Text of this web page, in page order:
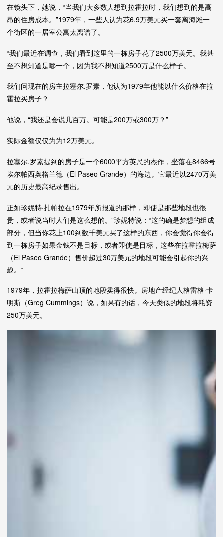
在镜头下，她说，“当我们大多数人想到拉霍拉时，我们想到的是高
昂的住房成本。”1979年，一些人认为花6.9万美元买一套离海滩一
个街区的一居室公寓太离谱了。
“我们最近在调查，我们看到这里的一栋房子花了2500万美元。我甚
至不想知道是哪一个，因为我不想知道2500万是什么样子。
我们问现在的房主拉塞尔.罗素，他认为1979年他能以什么价格在拉
霍拉买房子？
他说，“我还是会说几百万。可能是200万或300万？”
实际金额仅仅为为12万美元。
拉塞尔.罗素提到的房子是一个6000平方英尺的杰作，坐落在8466号
埃尔帕西奥格兰德（El Paseo Grande）的海边。它最近以2470万美
元的历史最高纪录售出。
正如珍妮特·扎帕拉在1979年所报道的那样，即使是那些地段也很
贵，或者说当时人们是这么想的。”珍妮特说：“这的确是梦想的组成
部分，但当你花上100到数千美元买了这样的东西，你会觉得你会得
到一栋房子如果金钱不是目标，或者即使是目标，这些在拉霍拉梅萨
（El Paseo Grande）售价超过30万美元的地段可能会引起你的兴
趣。”
1979年，拉霍拉梅萨山顶的地段卖得很快。房地产经纪人格雷格·卡
明斯（Greg Cummings）说，如果有的话，今天类似的地段将耗资
250万美元。